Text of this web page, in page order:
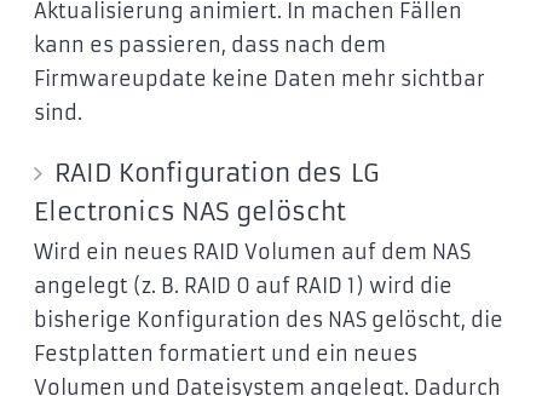
Aktualisierung animiert. In machen Fällen
kann es passieren, dass nach dem
Firmwareupdate keine Daten mehr sichtbar
sind.
RAID Konfiguration des LG
Electronics NAS gelöscht
Wird ein neues RAID Volumen auf dem NAS
angelegt (z. B. RAID 0 auf RAID 1) wird die
bisherige Konfiguration des NAS gelöscht, die
Festplatten formatiert und ein neues
Volumen und Dateisystem angelegt. Dadurch